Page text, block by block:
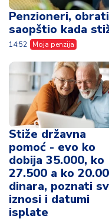
Penzioneri,
saopštio kada
14:52 Moja penzija
Stiže državna
pomoć - evo ko
dobija 35.000, ko
27.500 a ko
dinara, poznati
iznosi i datumi
isplate